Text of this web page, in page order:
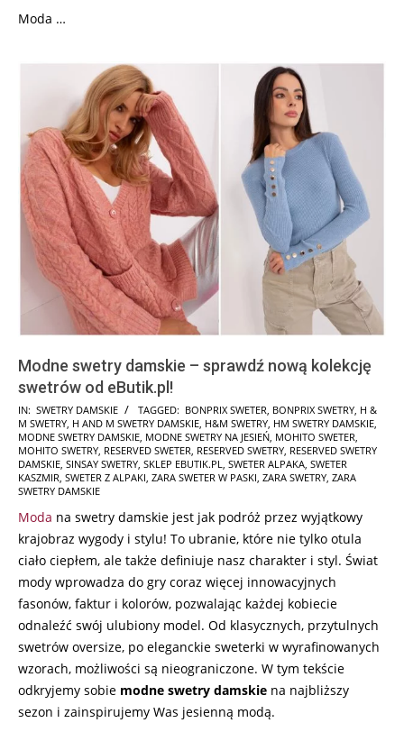
Moda …
Modne swetry damskie – sprawdź nową kolekcję
swetrów od eButik.pl!
2025-
01-
29
IN: SWETRY DAMSKIE TAGGED: BONPRIX SWETER, BONPRIX SWETRY, H &
M SWETRY, H AND M SWETRY DAMSKIE, H&M SWETRY, HM SWETRY DAMSKIE,
MODNE SWETRY DAMSKIE, MODNE SWETRY NA JESIEŃ, MOHITO SWETER,
MOHITO SWETRY, RESERVED SWETER, RESERVED SWETRY, RESERVED SWETRY
DAMSKIE, SINSAY SWETRY, SKLEP EBUTIK.PL, SWETER ALPAKA, SWETER
KASZMIR, SWETER Z ALPAKI, ZARA SWETER W PASKI, ZARA SWETRY, ZARA
SWETRY DAMSKIE
Moda na swetry damskie jest jak podróż przez wyjątkowy
krajobraz wygody i stylu! To ubranie, które nie tylko otula
ciało ciepłem, ale także definiuje nasz charakter i styl. Świat
mody wprowadza do gry coraz więcej innowacyjnych
fasonów, faktur i kolorów, pozwalając każdej kobiecie
odnaleźć swój ulubiony model. Od klasycznych, przytulnych
swetrów oversize, po eleganckie sweterki w wyrafinowanych
wzorach, możliwości są nieograniczone. W tym tekście
odkryjemy sobie modne swetry damskie na najbliższy
sezon i zainspirujemy Was jesienną modą.